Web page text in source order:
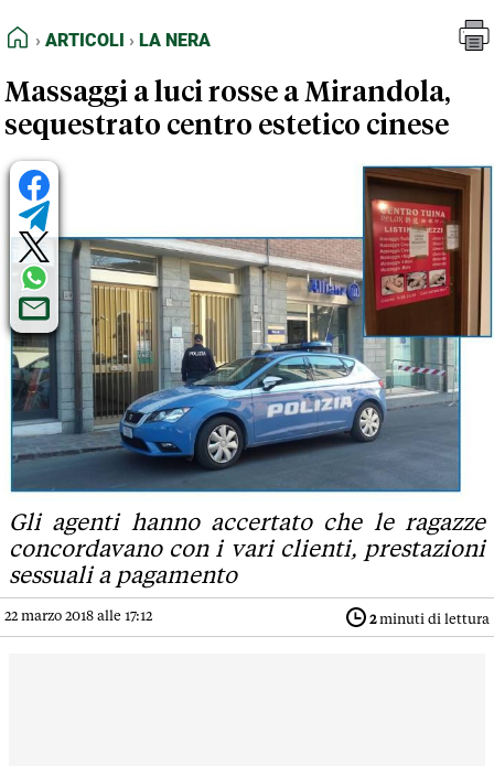
FEED RSS
NORMATIVE DEONTOLOGICHE
TERMINI e CONDIZIONI
HOME
ARTICOLI LA NERA
Massaggi a luci rosse a Mirandola,
sequestrato centro estetico cinese
Gli agenti hanno accertato che le ragazze
concordavano con i vari clienti, prestazioni
sessuali a pagamento
22 marzo 2018 alle 17:12 2minuti di lettura